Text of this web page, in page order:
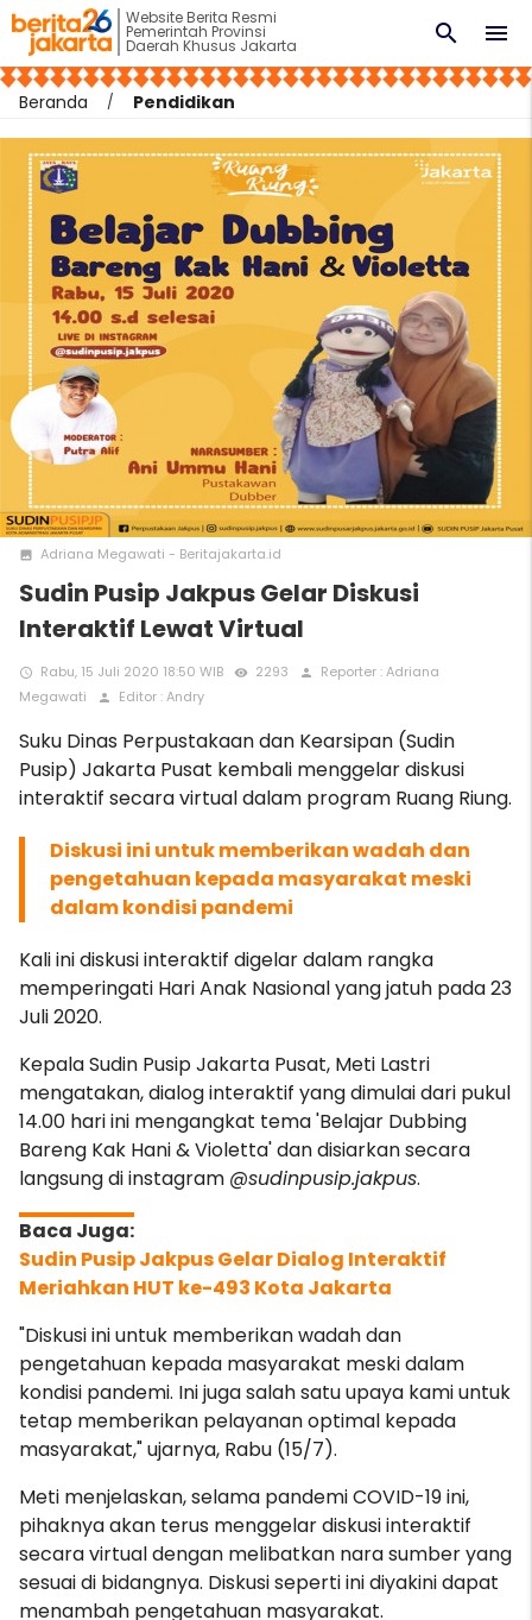
Website Berita Resmi
Pemerintah Provinsi
Daerah Khusus Jakarta menu
search
Beranda Pendidikan
photo Adriana Megawati - Beritajakarta.id
Sudin Pusip Jakpus Gelar Diskusi
Interaktif Lewat Virtual
access_time Rabu, 15 Juli 2020 18:50 WIB remove_red_eye 2293 person
Reporter : Adriana
Megawati
person Editor : Andry
Suku Dinas Perpustakaan dan Kearsipan (Sudin
Pusip) Jakarta Pusat kembali menggelar diskusi
interaktif secara virtual dalam program Ruang Riung.
Diskusi ini untuk memberikan wadah dan
pengetahuan kepada masyarakat meski
dalam kondisi pandemi
Kali ini diskusi interaktif digelar dalam rangka
memperingati Hari Anak Nasional yang jatuh pada 23
Juli 2020.
Kepala Sudin Pusip Jakarta Pusat, Meti Lastri
mengatakan, dialog interaktif yang dimulai dari pukul
14.00 hari ini mengangkat tema 'Belajar Dubbing
Bareng Kak Hani & Violetta' dan disiarkan secara
langsung di instagram @sudinpusip.jakpus.
Sudin Pusip Jakpus Gelar Dialog Interaktif
Meriahkan HUT ke-493 Kota Jakarta
"Diskusi ini untuk memberikan wadah dan
pengetahuan kepada masyarakat meski dalam
kondisi pandemi. Ini juga salah satu upaya kami untuk
tetap memberikan pelayanan optimal kepada
masyarakat," ujarnya, Rabu (15/7).
Meti menjelaskan, selama pandemi COVID-19 ini,
pihaknya akan terus menggelar diskusi interaktif
secara virtual dengan melibatkan nara sumber yang
sesuai di bidangnya. Diskusi seperti ini diyakini dapat
menambah pengetahuan masyarakat.